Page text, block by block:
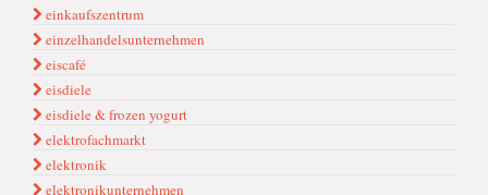
einkaufszentrum
einzelhandelsunternehmen
eiscafé
eisdiele
eisdiele & frozen yogurt
elektrofachmarkt
elektronik
elektronikunternehmen